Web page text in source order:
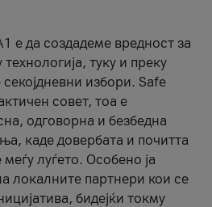
е да создадеме вредност за
туку и преку
избори. Safe
совет, тоа е
одговорна и безбедна
каде довербата и почитта
луѓето. Особено ја
локалните партнери кои се
бидејќи токму